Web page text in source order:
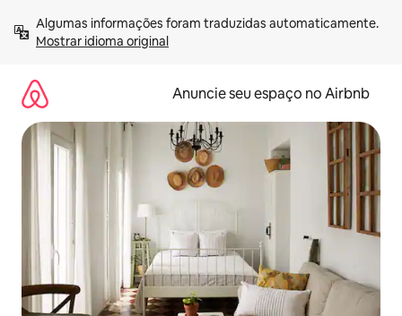
para
Mostrar idioma original
Anuncie seu espaço no Airbnb